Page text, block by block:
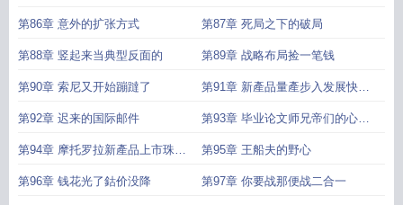
第86章 意外的扩张方式 第87章 死局之下的破局
第88章 竖起来当典型反面的 第89章 战略布局捡一笔钱
第90章 索尼又开始蹦躂了 第91章 新產品量產步入发展快车
道
第92章 迟来的国际邮件 第93章 毕业论文师兄帝们的心理
阴影
第94章 摩托罗拉新產品上市珠江
电池跟著腾飞
第95章 王船夫的野心
第96章 钱花光了鈷价没降 第97章 你要战那便战二合一